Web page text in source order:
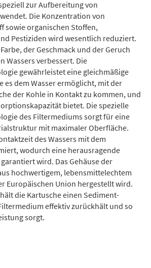
zur Aufbereitung von
Die Konzentration von
sowie organischen Stoffen,
Pestiziden wird wesentlich reduziert.
der Geschmack und der Geruch
Wassers verbessert. Die
gewährleistet eine gleichmäßige
es dem Wasser ermöglicht, mit der
der Kohle in Kontakt zu kommen, und
bietet. Die spezielle
des Filtermediums sorgt für eine
mit maximaler Oberfläche.
des Wassers mit dem
wodurch eine herausragende
wird. Das Gehäuse der
hochwertigem, lebensmittelechtem
Europäischen Union hergestellt wird.
die Kartusche einen Sediment-
effektiv zurückhält und so
sorgt.